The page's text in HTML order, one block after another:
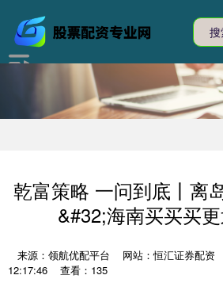
乾富策略 一问到底丨离
&#32;海南买买买
来源：领航优配平台 网站：恒汇证券配资
12:17:46
查看：135